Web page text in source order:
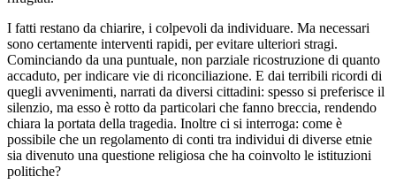
I fatti restano da chiarire, i colpevoli da individuare. Ma necessari
sono certamente interventi rapidi, per evitare ulteriori stragi.
Cominciando da una puntuale, non parziale ricostruzione di quanto
accaduto, per indicare vie di riconciliazione. E dai terribili ricordi di
quegli avvenimenti, narrati da diversi cittadini: spesso si preferisce il
silenzio, ma esso è rotto da particolari che fanno breccia, rendendo
chiara la portata della tragedia. Inoltre ci si interroga: come è
possibile che un regolamento di conti tra individui di diverse etnie
sia divenuto una questione religiosa che ha coinvolto le istituzioni
politiche?